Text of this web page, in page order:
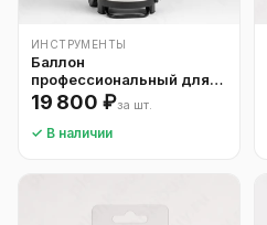
ИНСТРУМЕНТЫ
Баллон
профессиональный для
монтажного раствора
TS700
19 800 ₽за шт.
✓ В наличии